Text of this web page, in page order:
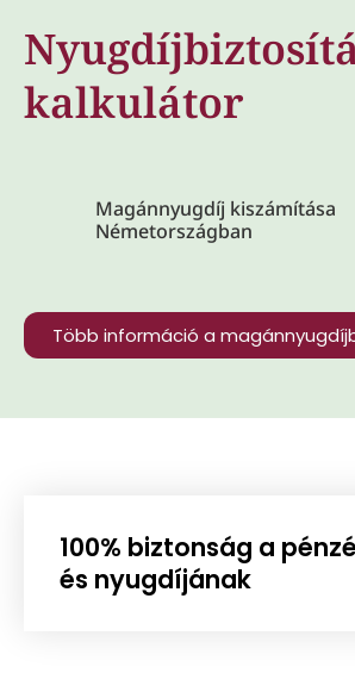
kalkulátor
Magánnyugdíj kiszámítása
Németországban
Több információ a
100% biztonság a
és nyugdíjának